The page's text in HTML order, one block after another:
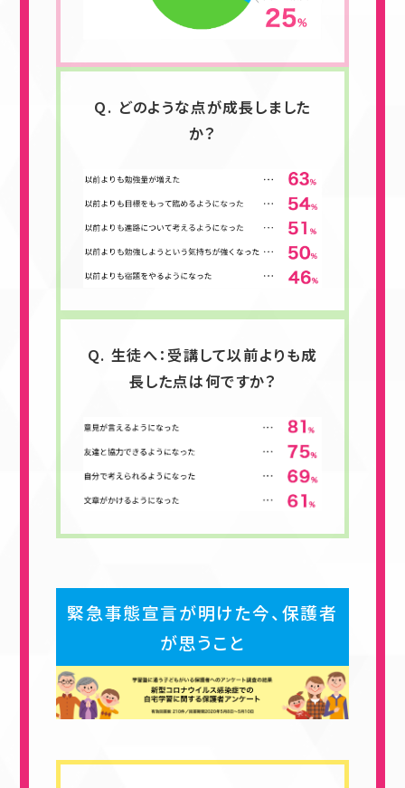
Q. どのような点が成長しました
か？
Q. 生徒へ：受講して以前よりも成
長した点は何ですか？
緊急事態宣言が明けた今、保護者
が思うこと